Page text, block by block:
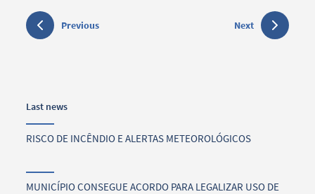
Previous Next
Last news
RISCO DE INCÊNDIO E ALERTAS METEOROLÓGICOS
MUNICÍPIO CONSEGUE ACORDO PARA LEGALIZAR USO DE